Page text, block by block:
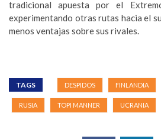
tradicional apuesta por el
experimentando otras rutas hacia el
menos ventajas sobre sus rivales.
TAGS DESPIDOS FINLANDIA
RUSIA TOPI MANNER UCRANIA